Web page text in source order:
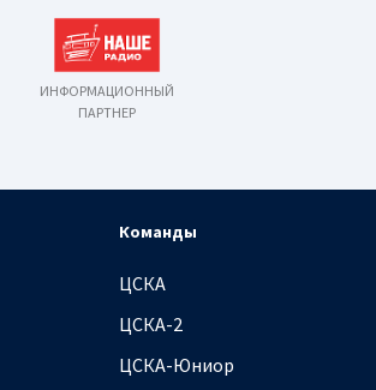
ИНФОРМАЦИОННЫЙ
ПАРТНЕР
Команды
ЦСКА
ЦСКА-2
ЦСКА-Юниор